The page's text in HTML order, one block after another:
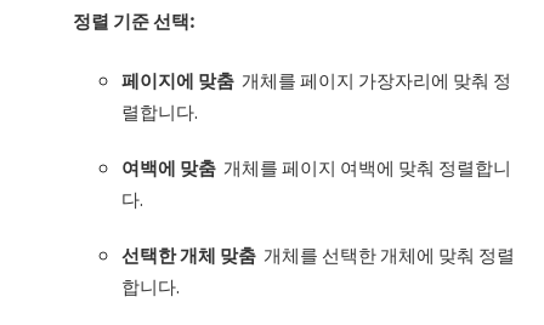
정렬 기준 선택:
페이지에 맞춤 개체를 페이지 가장자리에 맞춰 정
렬합니다.
여백에 맞춤 개체를 페이지 여백에 맞춰 정렬합니
다.
선택한개체 맞춤 개체를 선택한 개체에 맞춰 정렬
합니다.